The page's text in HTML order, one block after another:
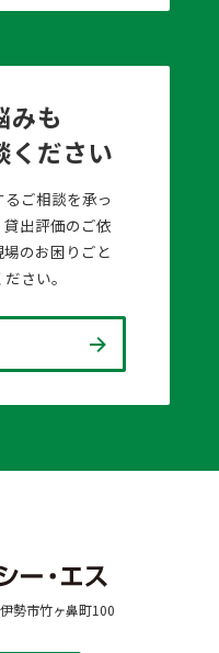
みも
ください
ご相談を承っ
出評価のご依
のお困りごと
さい。
勢市竹ヶ鼻町100